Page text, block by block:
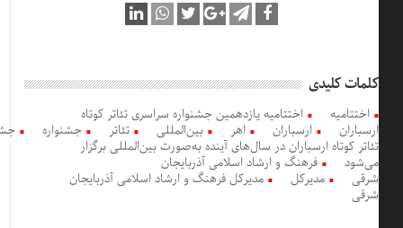
کلمات کلیدی
اختتامیه
اختتامیه یازدهمین جشنواره سراسری تئاتر کوتاه
ارسباران
ارسباران اهر بین‌المللی تئاتر جشنواره
جشنواره
تئاتر کوتاه ارسباران در سال‌های آینده به‌صورت بین‌المللی برگزار
می‌شود
فرهنگ و ارشاد اسلامی آذربایجان
شرقی
مدیرکل
مدیرکل فرهنگ و ارشاد اسلامی آذربایجان
شرقی